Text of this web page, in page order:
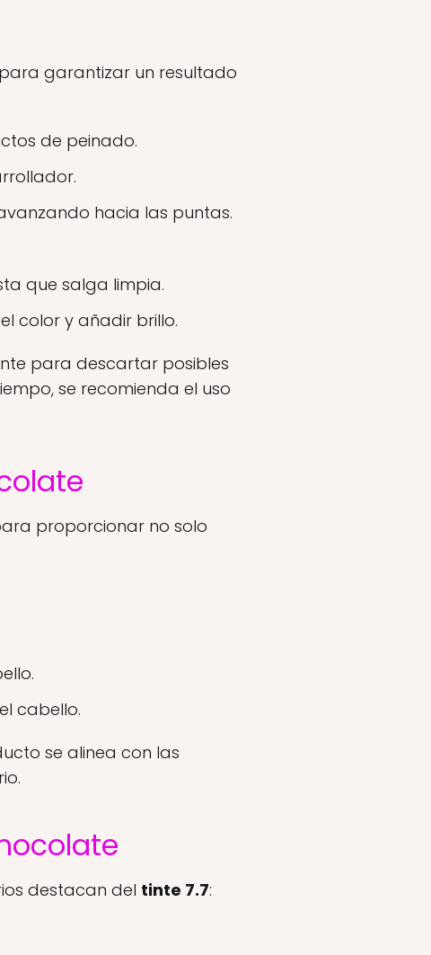
garantizar un resultado
de peinado.
hacia las puntas.
que salga limpia.
color y añadir brillo.
para descartar posibles
se recomienda el uso
proporcionar no solo
cabello.
se alinea con las
destacan del tinte 7.7: